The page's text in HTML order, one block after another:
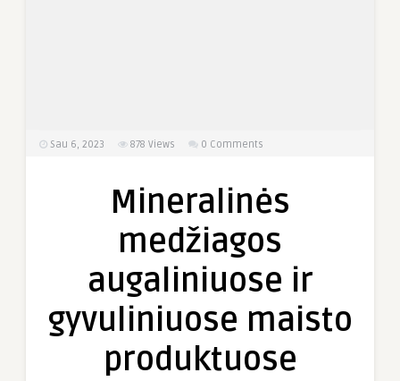
Sau 6, 2023 878 Views 0 Comments
Mineralinės
medžiagos
augaliniuose ir
gyvuliniuose maisto
produktuose